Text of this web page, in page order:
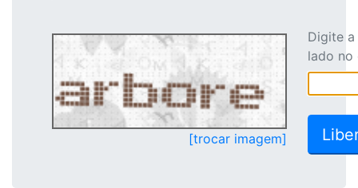
[trocar imagem]
Digite
lado no